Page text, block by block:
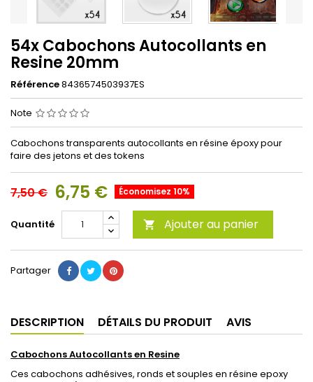
54x Cabochons Autocollants en
Resine 20mm
Référence8436574503937ES
Note
Cabochons transparents autocollants en résine époxy pour
faire des jetons et des tokens
7,50 € 6,75 € Économisez 10%
Quantité  Ajouter au panier
Partager
DESCRIPTION DÉTAILS DU PRODUIT AVIS
Cabochons Autocollants en Resine
Ces cabochons adhésives, ronds et souples en résine epoxy